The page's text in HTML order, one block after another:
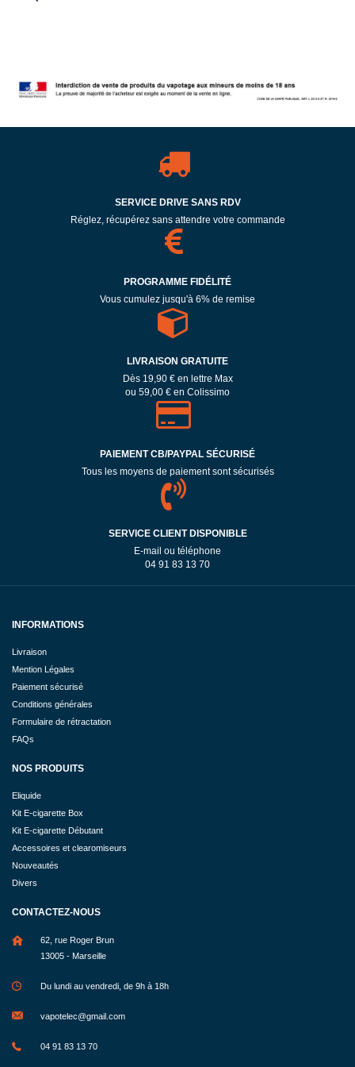
SERVICE DRIVE SANS RDV
Réglez, récupérez sans attendre votre commande
PROGRAMME FIDÉLITÉ
Vous cumulez jusqu'à 6% de remise
LIVRAISON GRATUITE
Dès 19,90 € en lettre Max
ou 59,00 € en Colissimo
PAIEMENT CB/PAYPAL SÉCURISÉ
Tous les moyens de paiement sont sécurisés
SERVICE CLIENT DISPONIBLE
E-mail ou téléphone
04 91 83 13 70
INFORMATIONS
Livraison
Mention Légales
Paiement sécurisé
Conditions générales
Formulaire de rétractation
FAQs
NOS PRODUITS
Eliquide
Kit E-cigarette Box
Kit E-cigarette Débutant
Accessoires et clearomiseurs
Nouveautés
Divers
CONTACTEZ-NOUS
62, rue Roger Brun
13005 - Marseille
Du lundi au vendredi, de 9h à 18h
vapotelec@gmail.com
04 91 83 13 70